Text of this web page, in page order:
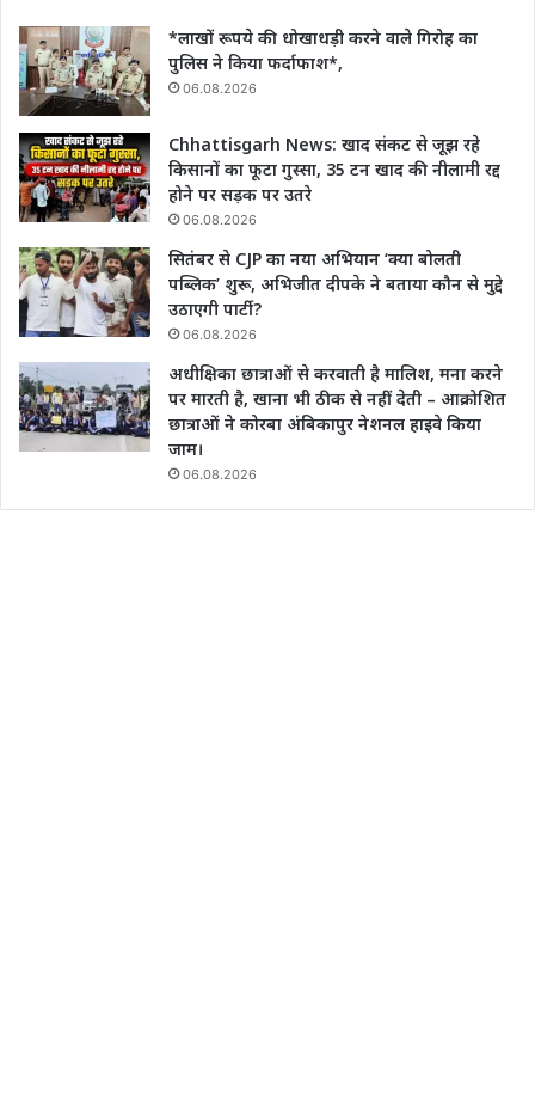
*लाखों रूपये की धोखाधड़ी करने वाले गिरोह का
पुलिस ने किया फर्दाफाश*,
06.08.2026
Chhattisgarh News: खाद संकट से जूझ रहे
किसानों का फूटा गुस्सा, 35 टन खाद की नीलामी रद्द
होने पर सड़क पर उतरे
06.08.2026
सितंबर से CJP का नया अभियान ‘क्या बोलती
पब्लिक’ शुरू, अभिजीत दीपके ने बताया कौन से मुद्दे
उठाएगी पार्टी?
06.08.2026
अधीक्षिका छात्राओं से करवाती है मालिश, मना करने
पर मारती है, खाना भी ठीक से नहीं देती – आक्रोशित
छात्राओं ने कोरबा अंबिकापुर नेशनल हाइवे किया
जाम।
06.08.2026